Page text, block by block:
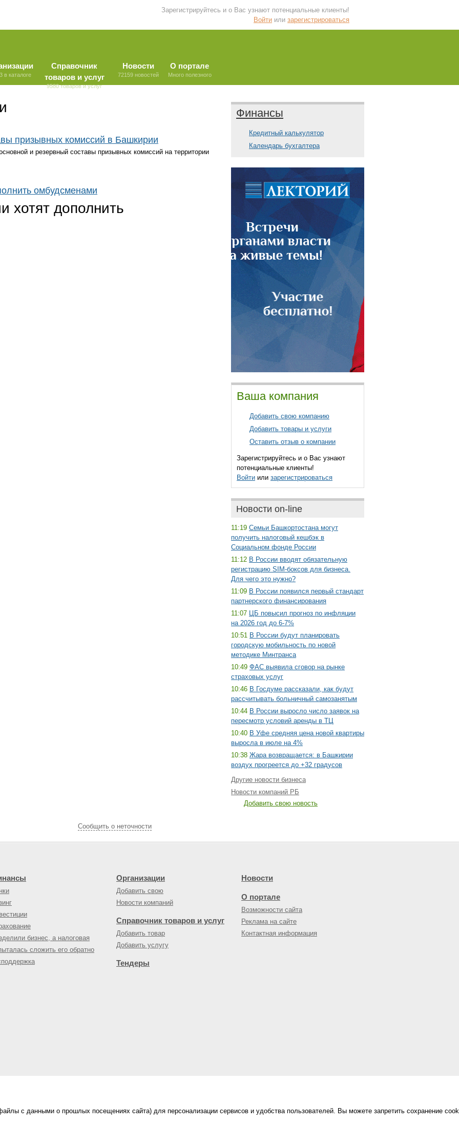
Зарегистрируйтесь и о Вас узнают потенциальные клиенты!
Войти или зарегистрироваться
в каталоге
Справочник
товаров и услуг
9580 товаров и услуг
Новости
72159 новостей
О портале
Много полезного
призывных комиссий в Башкирии
и резервный составы призывных комиссий на территории
омбудсменами
хотят дополнить
Финансы
Кредитный калькулятор
Календарь бухгалтера
Ваша компания
Добавить свою компанию
Добавить товары и услуги
Оставить отзыв о компании
Зарегистрируйтесь и о Вас узнают
потенциальные клиенты!
Войти или зарегистрироваться
с данными о прошлых посещениях сайта) для персонализации сервисов и удобства пользователей. Вы можете запретить сохранение
Новости on-line
11:19 Семьи Башкортостана могут
получить налоговый кешбэк в
Социальном фонде России
11:12 В России вводят обязательную
регистрацию SIM-боксов для бизнеса.
Для чего это нужно?
11:09 В России появился первый стандарт
партнерского финансирования
11:07 ЦБ повысил прогноз по инфляции
на 2026 год до 6-7%
10:51 В России будут планировать
городскую мобильность по новой
методике Минтранса
10:49 ФАС выявила сговор на рынке
страховых услуг
10:46 В Госдуме рассказали, как будут
рассчитывать больничный самозанятым
10:44 В России выросло число заявок на
пересмотр условий аренды в ТЦ
10:40 В Уфе средняя цена новой квартиры
выросла в июле на 4%
10:38 Жара возвращается: в Башкирии
воздух прогреется до +32 градусов
Другие новости бизнеса
Новости компаний РБ
Добавить свою новость
Cообщить о неточности
бизнес, а налоговая
сложить его обратно
Организации
Добавить свою
Новости компаний
Справочник товаров и услуг
Добавить товар
Добавить услугу
Тендеры
Новости
О портале
Возможности сайта
Реклама на сайте
Контактная информация
портал